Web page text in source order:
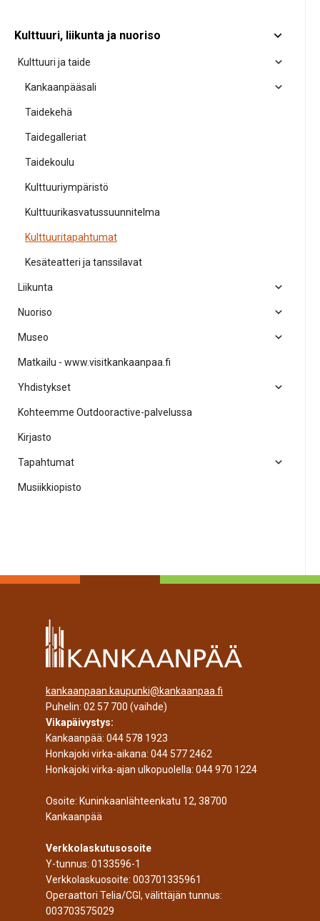
Kulttuuri, liikunta ja nuoriso
Kulttuuri ja taide
Kankaanpääsali
Taidekehä
Taidegalleriat
Taidekoulu
Kulttuuriympäristö
Kulttuurikasvatussuunnitelma
Kulttuuritapahtumat
Kesäteatteri ja tanssilavat
Liikunta
Nuoriso
Museo
Matkailu - www.visitkankaanpaa.fi
Yhdistykset
Kohteemme Outdooractive-palvelussa
Kirjasto
Tapahtumat
Musiikkiopisto
kankaanpaan.kaupunki@kankaanpaa.fi
Puhelin: 02 57 700 (vaihde)
Vikapäivystys:
Kankaanpää: 044 578 1923
Honkajoki virka-aikana: 044 577 2462
Honkajoki virka-ajan ulkopuolella: 044 970 1224
Osoite: Kuninkaanlähteenkatu 12, 38700
Kankaanpää
Verkkolaskutusosoite
Y-tunnus: 0133596-1
Verkkolaskuosoite: 003701335961
Operaattori Telia/CGI, välittäjän tunnus:
003703575029